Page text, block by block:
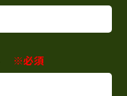
※必須